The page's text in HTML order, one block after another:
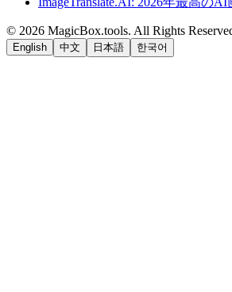
© 2026 MagicBox.tools. All Rights
English 中文 日本語 한국어